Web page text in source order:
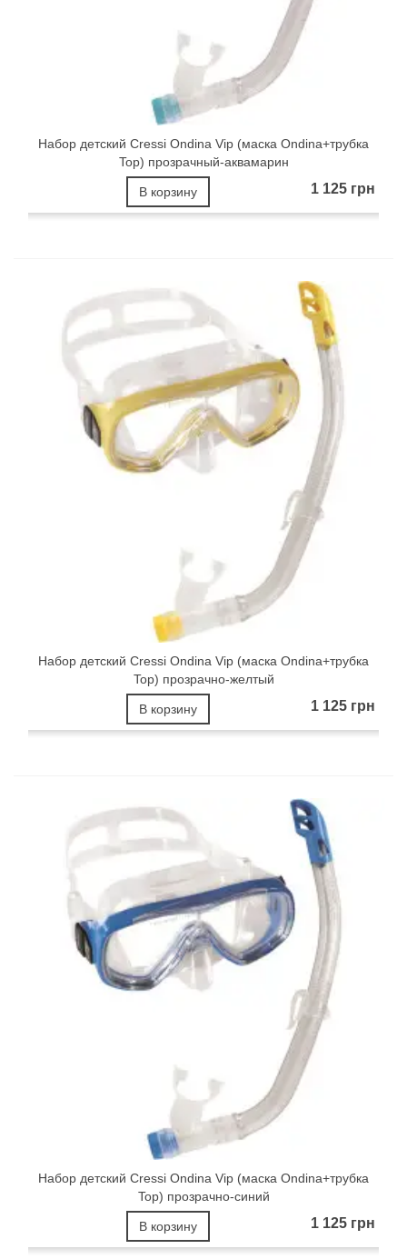
Набор детский Cressi Ondina Vip (маска Ondina+трубка
Top) прозрачный-аквамарин
1 125 грн
В корзину
Набор детский Cressi Ondina Vip (маска Ondina+трубка
Top) прозрачно-желтый
1 125 грн
В корзину
Набор детский Cressi Ondina Vip (маска Ondina+трубка
Top) прозрачно-синий
1 125 грн
В корзину